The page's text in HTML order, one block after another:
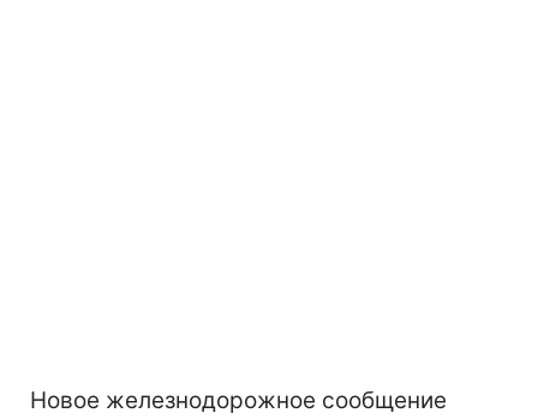
Новое железнодорожное сообщение